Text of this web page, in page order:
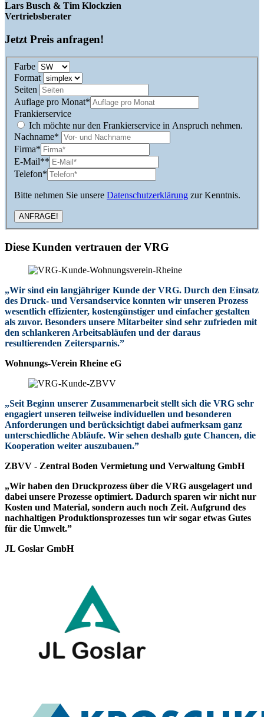
Lars Busch & Tim Klockzien
Vertriebsberater
Jetzt Preis anfragen!
Farbe
Format
Seiten
Auflage pro Monat*
Frankierservice
Ich möchte nur den Frankierservice in Anspruch nehmen.
Nachname*
Firma*
E-Mail**
Telefon*
Bitte nehmen Sie unsere Datenschutzerklärung zur Kenntnis.
Diese Kunden vertrauen der VRG
„Wir sind ein langjähriger Kunde der VRG. Durch den Einsatz
des Druck- und Versandservice konnten wir unseren Prozess
wesentlich effizienter, kostengünstiger und einfacher gestalten
als zuvor. Besonders unsere Mitarbeiter sind sehr zufrieden mit
den schlankeren Arbeitsabläufen und der daraus
resultierenden Zeitersparnis.”
Wohnungs-Verein Rheine eG
„Seit Beginn unserer Zusammenarbeit stellt sich die VRG sehr
engagiert unseren teilweise individuellen und besonderen
Anforderungen und berücksichtigt dabei aufmerksam ganz
unterschiedliche Abläufe. Wir sehen deshalb gute Chancen, die
Kooperation weiter auszubauen.”
ZBVV - Zentral Boden Vermietung und Verwaltung GmbH
„Wir haben den Druckprozess über die VRG ausgelagert und
dabei unsere Prozesse optimiert. Dadurch sparen wir nicht nur
Kosten und Material, sondern auch noch Zeit. Aufgrund des
nachhaltigen Produktionsprozesses tun wir sogar etwas Gutes
für die Umwelt.”
JL Goslar GmbH